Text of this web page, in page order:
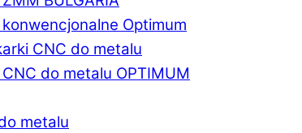
Optimum
CNC do metalu
do metalu OPTIMUM
metalu